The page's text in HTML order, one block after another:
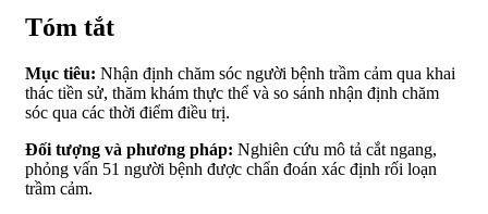
Tóm tắt
Mục tiêu: Nhận định chăm sóc người bệnh trầm cảm qua khai
thác tiền sử, thăm khám thực thể và so sánh nhận định chăm
sóc qua các thời điểm điều trị.
Đối tượng và phương pháp: Nghiên cứu mô tả cắt ngang,
phỏng vấn 51 người bệnh được chẩn đoán xác định rối loạn
trầm cảm.